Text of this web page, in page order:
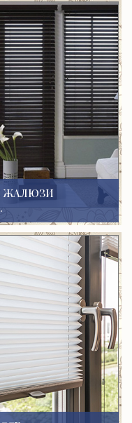
ЖАЛЮЗИ